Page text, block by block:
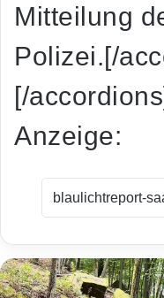
Mitteilung
Polizei.[/
[/
Anzeige: